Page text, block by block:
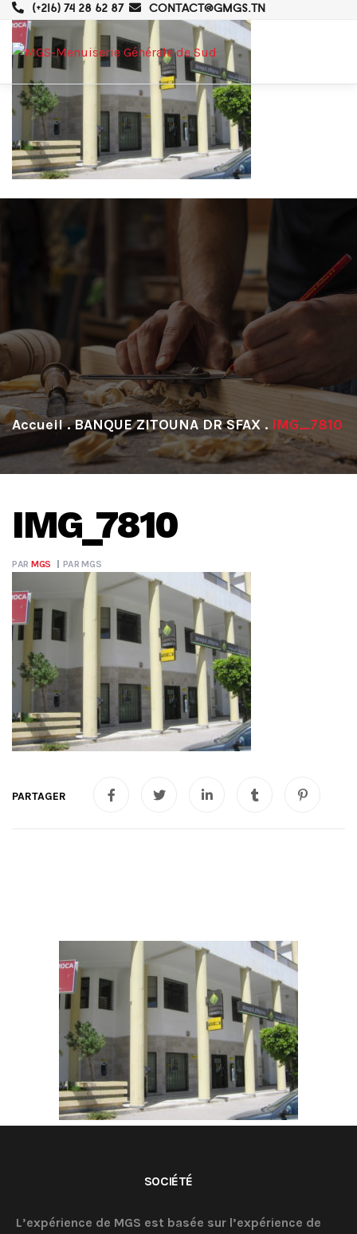
(+216) 74 28 62 87 CONTACT@GMGS.TN
. BANQUE ZITOUNA DR SFAX . IMG_7810
IMG_7810
PAR MGS PARMGS
SOCIÉTÉ
L’expérience de MGS est basée sur l’expérience de